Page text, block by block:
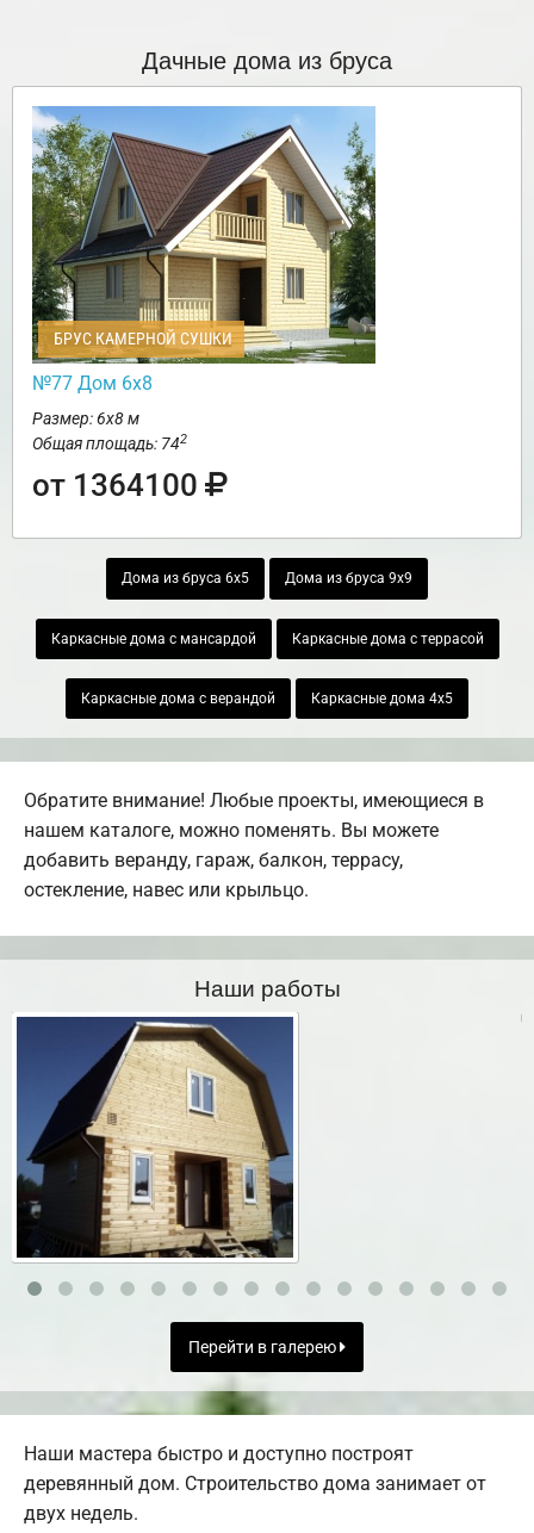
Дачные дома из бруса
БРУС КАМЕРНОЙ СУШКИ
№77 Дом 6х8
Размер: 6х8 м
Общая площадь: 742
от 1364100
Дома из бруса 6х5 Дома из бруса 9х9
Каркасные дома с мансардой Каркасные дома с террасой
Каркасные дома с верандой Каркасные дома 4х5
Обратите внимание! Любые проекты, имеющиеся в
нашем каталоге, можно поменять. Вы можете
добавить веранду, гараж, балкон, террасу,
остекление, навес или крыльцо.
Наши работы
Перейти в галерею
Наши мастера быстро и доступно построят
деревянный дом. Строительство дома занимает от
двух недель.